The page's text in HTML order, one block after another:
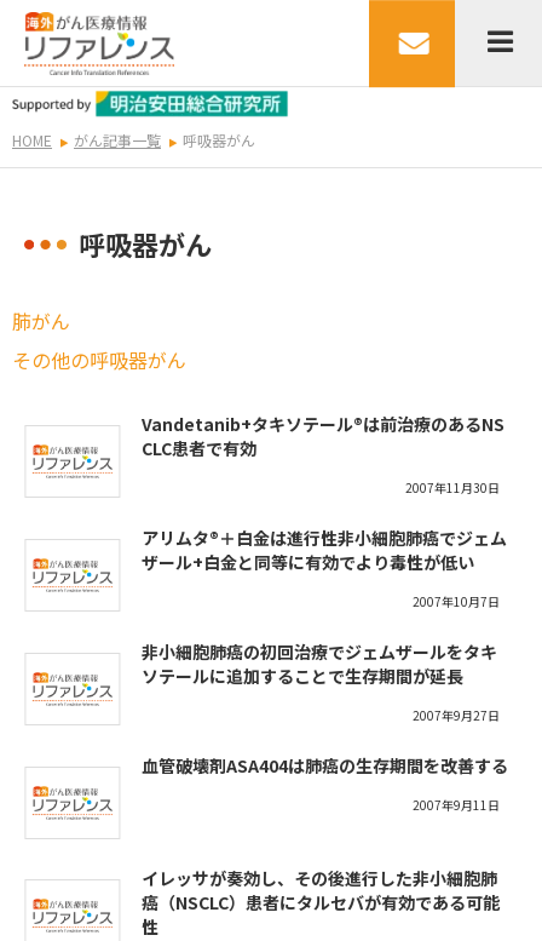
HOME がん記事一覧 呼吸器がん
呼吸器がん
肺がん
その他の呼吸器がん
Vandetanib+タキソテール®は前治療のあるNS
CLC患者で有効
2007年11月30日
アリムタ®＋白金は進行性非小細胞肺癌でジェム
ザール+白金と同等に有効でより毒性が低い
2007年10月7日
非小細胞肺癌の初回治療でジェムザールをタキ
ソテールに追加することで生存期間が延長
2007年9月27日
血管破壊剤ASA404は肺癌の生存期間を改善する
2007年9月11日
イレッサが奏効し、その後進行した非小細胞肺
癌（NSCLC）患者にタルセバが有効である可能
性